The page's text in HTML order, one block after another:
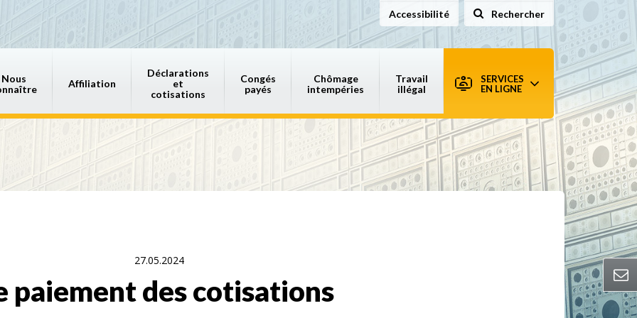
Accessibilité Rechercher
Nous
Affiliation
Déclarations
et
cotisations
Congés
payés
Chômage
intempéries
Travail
illégal
SERVICES
EN LIGNE
27.05.2024
paiement des cotisations